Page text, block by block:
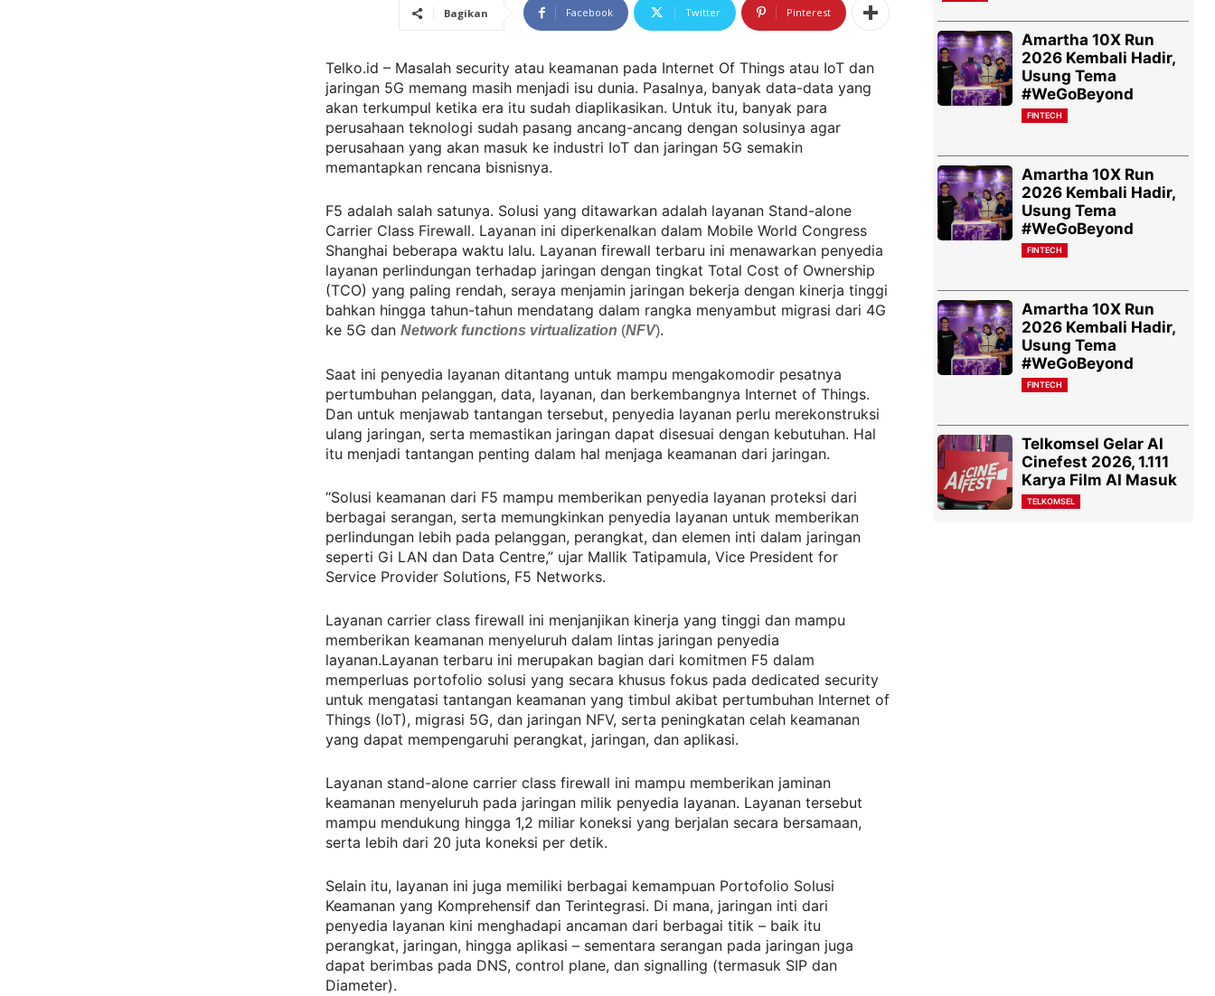
Bagikan Facebook Twitter Pinterest
Telko.id – Masalah security atau keamanan pada Internet Of Things atau IoT dan
jaringan 5G memang masih menjadi isu dunia. Pasalnya, banyak data-data yang
akan terkumpul ketika era itu sudah diaplikasikan. Untuk itu, banyak para
perusahaan teknologi sudah pasang ancang-ancang dengan solusinya agar
perusahaan yang akan masuk ke industri IoT dan jaringan 5G semakin
memantapkan rencana bisnisnya.
F5 adalah salah satunya. Solusi yang ditawarkan adalah layanan Stand-alone
Carrier Class Firewall. Layanan ini diperkenalkan dalam Mobile World Congress
Shanghai beberapa waktu lalu. Layanan firewall terbaru ini menawarkan penyedia
layanan perlindungan terhadap jaringan dengan tingkat Total Cost of Ownership
(TCO) yang paling rendah, seraya menjamin jaringan bekerja dengan kinerja tinggi
bahkan hingga tahun-tahun mendatang dalam rangka menyambut migrasi dari 4G
ke 5G dan Network functions virtualization (NFV).
Saat ini penyedia layanan ditantang untuk mampu mengakomodir pesatnya
pertumbuhan pelanggan, data, layanan, dan berkembangnya Internet of Things.
Dan untuk menjawab tantangan tersebut, penyedia layanan perlu merekonstruksi
ulang jaringan, serta memastikan jaringan dapat disesuai dengan kebutuhan. Hal
itu menjadi tantangan penting dalam hal menjaga keamanan dari jaringan.
“Solusi keamanan dari F5 mampu memberikan penyedia layanan proteksi dari
berbagai serangan, serta memungkinkan penyedia layanan untuk memberikan
perlindungan lebih pada pelanggan, perangkat, dan elemen inti dalam jaringan
seperti Gi LAN dan Data Centre,” ujar Mallik Tatipamula, Vice President for
Service Provider Solutions, F5 Networks.
Layanan carrier class firewall ini menjanjikan kinerja yang tinggi dan mampu
memberikan keamanan menyeluruh dalam lintas jaringan penyedia
layanan.Layanan terbaru ini merupakan bagian dari komitmen F5 dalam
memperluas portofolio solusi yang secara khusus fokus pada dedicated security
untuk mengatasi tantangan keamanan yang timbul akibat pertumbuhan Internet of
Things (IoT), migrasi 5G, dan jaringan NFV, serta peningkatan celah keamanan
yang dapat mempengaruhi perangkat, jaringan, dan aplikasi.
Layanan stand-alone carrier class firewall ini mampu memberikan jaminan
keamanan menyeluruh pada jaringan milik penyedia layanan. Layanan tersebut
mampu mendukung hingga 1,2 miliar koneksi yang berjalan secara bersamaan,
serta lebih dari 20 juta koneksi per detik.
Selain itu, layanan ini juga memiliki berbagai kemampuan Portofolio Solusi
Keamanan yang Komprehensif dan Terintegrasi. Di mana, jaringan inti dari
penyedia layanan kini menghadapi ancaman dari berbagai titik – baik itu
perangkat, jaringan, hingga aplikasi – sementara serangan pada jaringan juga
dapat berimbas pada DNS, control plane, dan signalling (termasuk SIP dan
Diameter).
Amartha 10X Run
2026 Kembali Hadir,
Usung Tema
#WeGoBeyond
FINTECH
Amartha 10X Run
2026 Kembali Hadir,
Usung Tema
#WeGoBeyond
FINTECH
Amartha 10X Run
2026 Kembali Hadir,
Usung Tema
#WeGoBeyond
FINTECH
Telkomsel Gelar AI
Cinefest 2026, 1.111
Karya Film AI Masuk
TELKOMSEL